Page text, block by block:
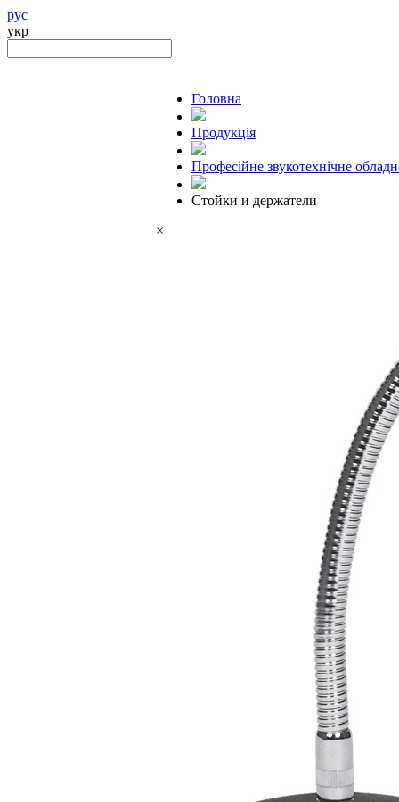
рус
укр
Головна
Продукцiя
Професійне звукотехнічне
Стойки и держатели
×